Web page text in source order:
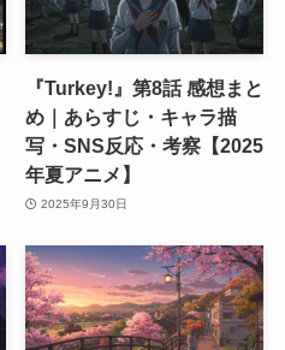
『Turkey!』第8話 感想まと
め｜あらすじ・キャラ描
写・SNS反応・考察【2025
年夏アニメ】
2025年9月30日